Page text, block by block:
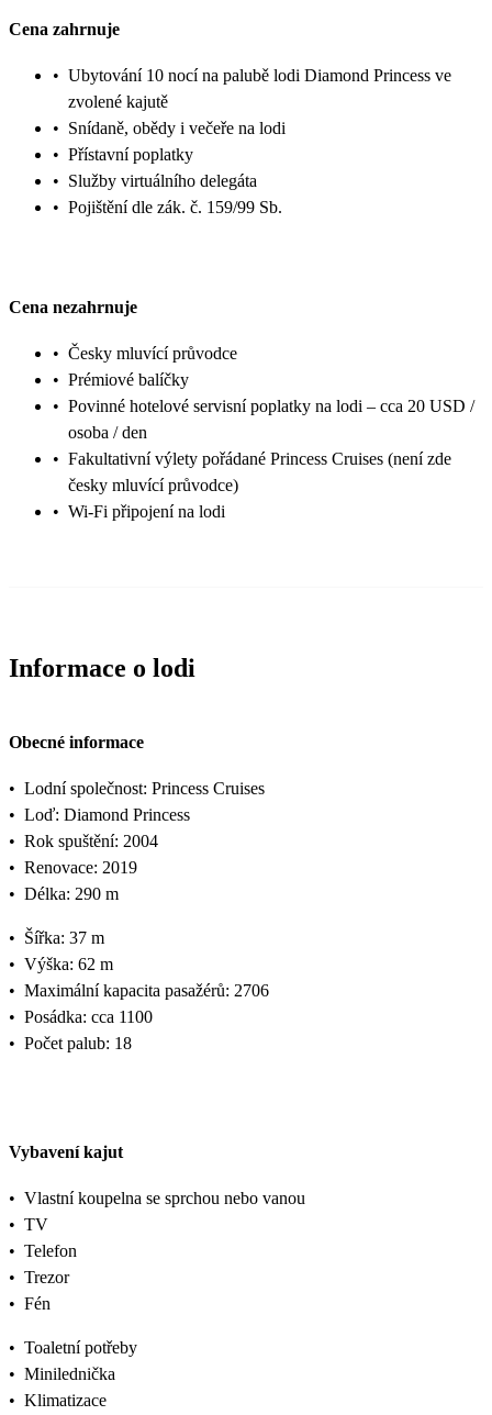
Cena zahrnuje
• Ubytování 10 nocí na palubě lodi Diamond Princess ve
zvolené kajutě
• Snídaně, obědy i večeře na lodi
• Přístavní poplatky
• Služby virtuálního delegáta
• Pojištění dle zák. č. 159/99 Sb.
Cena nezahrnuje
• Česky mluvící průvodce
• Prémiové balíčky
• Povinné hotelové servisní poplatky na lodi – cca 20 USD /
osoba / den
• Fakultativní výlety pořádané Princess Cruises (není zde
česky mluvící průvodce)
• Wi-Fi připojení na lodi
Informace o lodi
Obecné informace
• Lodní společnost: Princess Cruises
• Loď: Diamond Princess
• Rok spuštění: 2004
• Renovace: 2019
• Délka: 290 m
• Šířka: 37 m
• Výška: 62 m
• Maximální kapacita pasažérů: 2706
• Posádka: cca 1100
• Počet palub: 18
Vybavení kajut
• Vlastní koupelna se sprchou nebo vanou
• TV
• Telefon
• Trezor
• Fén
• Toaletní potřeby
• Minilednička
• Klimatizace